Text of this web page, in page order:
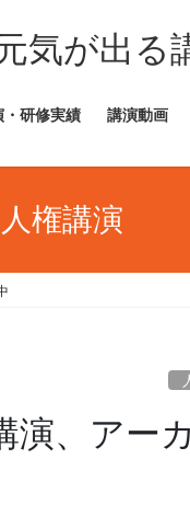
気が出る
・研修実績 講演動画
人権講演
演、アー